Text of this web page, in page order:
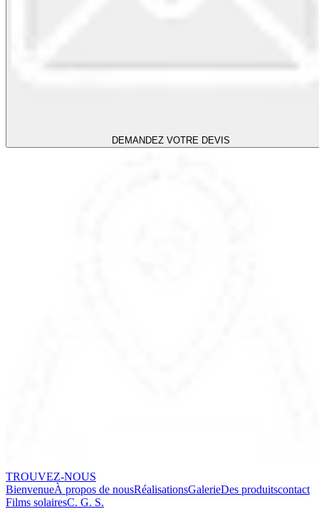
DEMANDEZ VOTRE DEVIS
TROUVEZ-NOUS
BienvenueÀ propos de nousRéalisationsGalerieDes produitscontact
Films solairesC. G. S.